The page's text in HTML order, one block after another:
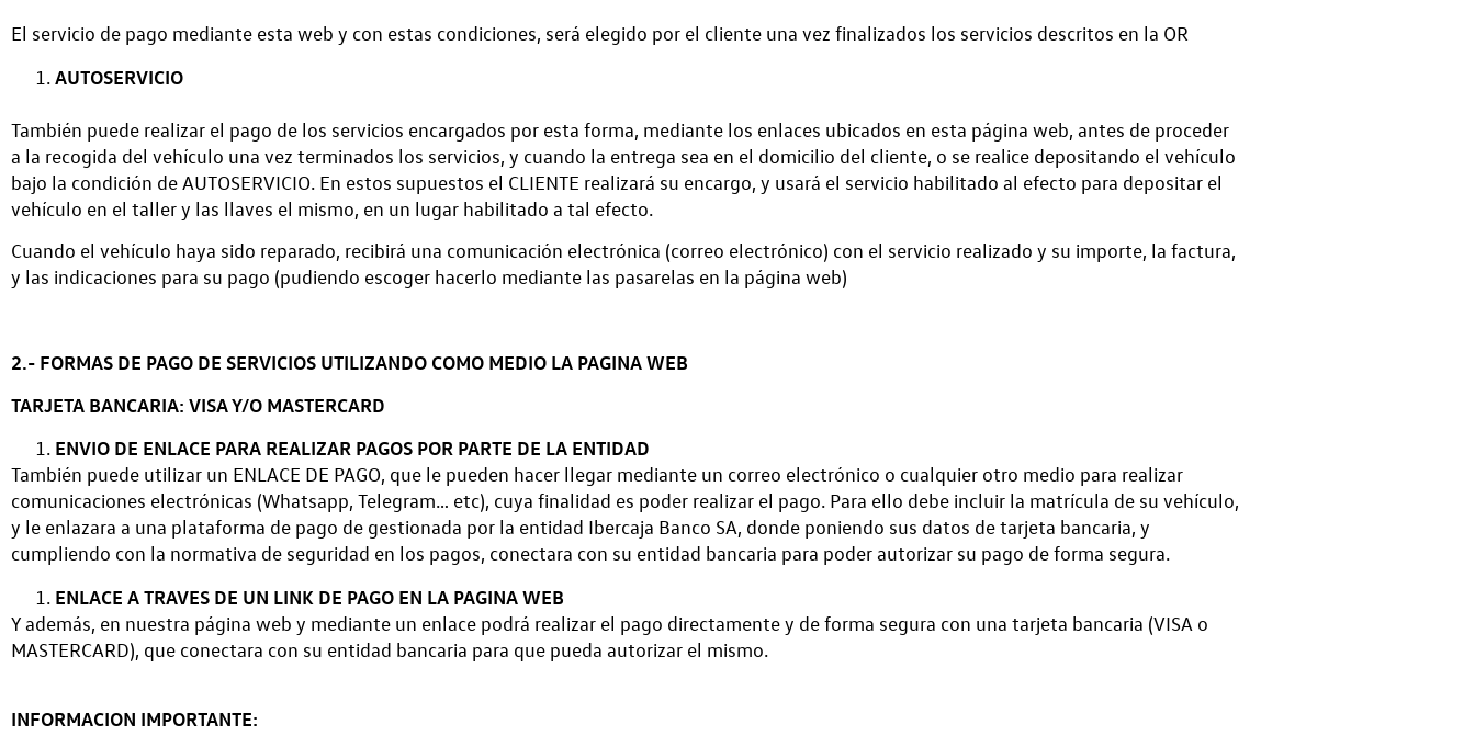
El servicio de pago mediante esta web y con estas condiciones, será elegido por el cliente una vez finalizados los servicios descritos en la OR
AUTOSERVICIO
También puede realizar el pago de los servicios encargados por esta forma, mediante los enlaces ubicados en esta página web, antes de proceder
a la recogida del vehículo una vez terminados los servicios, y cuando la entrega sea en el domicilio del cliente, o se realice depositando el vehículo
bajo la condición de AUTOSERVICIO. En estos supuestos el CLIENTE realizará su encargo, y usará el servicio habilitado al efecto para depositar el
vehículo en el taller y las llaves el mismo, en un lugar habilitado a tal efecto.
Cuando el vehículo haya sido reparado, recibirá una comunicación electrónica (correo electrónico) con el servicio realizado y su importe, la factura,
y las indicaciones para su pago (pudiendo escoger hacerlo mediante las pasarelas en la página web)
2.- FORMAS DE PAGO DE SERVICIOS UTILIZANDO COMO MEDIO LA PAGINA WEB
TARJETA BANCARIA: VISA Y/O MASTERCARD
ENVIO DE ENLACE PARA REALIZAR PAGOS POR PARTE DE LA ENTIDAD
También puede utilizar un ENLACE DE PAGO, que le pueden hacer llegar mediante un correo electrónico o cualquier otro medio para realizar
comunicaciones electrónicas (Whatsapp, Telegram… etc), cuya finalidad es poder realizar el pago. Para ello debe incluir la matrícula de su vehículo,
y le enlazara a una plataforma de pago de gestionada por la entidad Ibercaja Banco SA, donde poniendo sus datos de tarjeta bancaria, y
cumpliendo con la normativa de seguridad en los pagos, conectara con su entidad bancaria para poder autorizar su pago de forma segura.
ENLACE A TRAVES DE UN LINK DE PAGO EN LA PAGINA WEB
Y además, en nuestra página web y mediante un enlace podrá realizar el pago directamente y de forma segura con una tarjeta bancaria (VISA o
MASTERCARD), que conectara con su entidad bancaria para que pueda autorizar el mismo.
INFORMACION IMPORTANTE: